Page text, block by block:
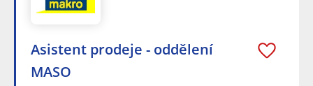
Asistent prodeje - oddělení
MASO